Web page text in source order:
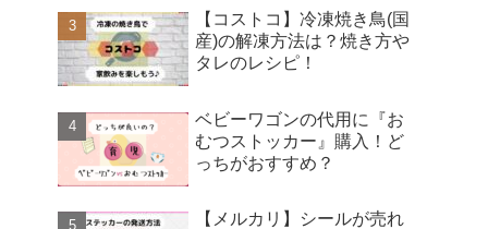
【コストコ】冷凍焼き鳥(国
産)の解凍方法は？焼き方や
タレのレシピ！
ベビーワゴンの代用に『お
むつストッカー』購入！ど
っちがおすすめ？
【メルカリ】シールが売れ